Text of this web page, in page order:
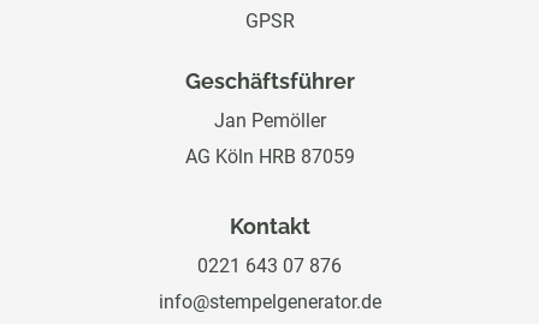
GPSR
Geschäftsführer
Jan Pemöller
AG Köln HRB 87059
Kontakt
0221 643 07 876
info@stempelgenerator.de